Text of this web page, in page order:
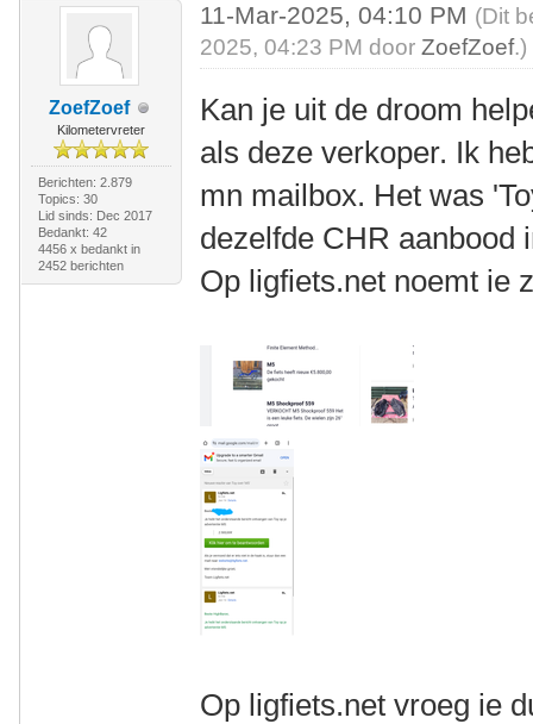
ZoefZoef
Kilometervreter
Berichten: 2.879
Topics: 30
Lid sinds: Dec 2017
Bedankt: 42
4456 x bedankt in
2452 berichten
11-Mar-2025, 04:10 PM (Dit
2025, 04:23 PM doorZoefZoef.)
Kan je uit de droom
als deze verkoper. Ik
mn mailbox. Het was
dezelfde CHR
Op ligfiets.net noemt ie
Op ligfiets.net vroeg ie